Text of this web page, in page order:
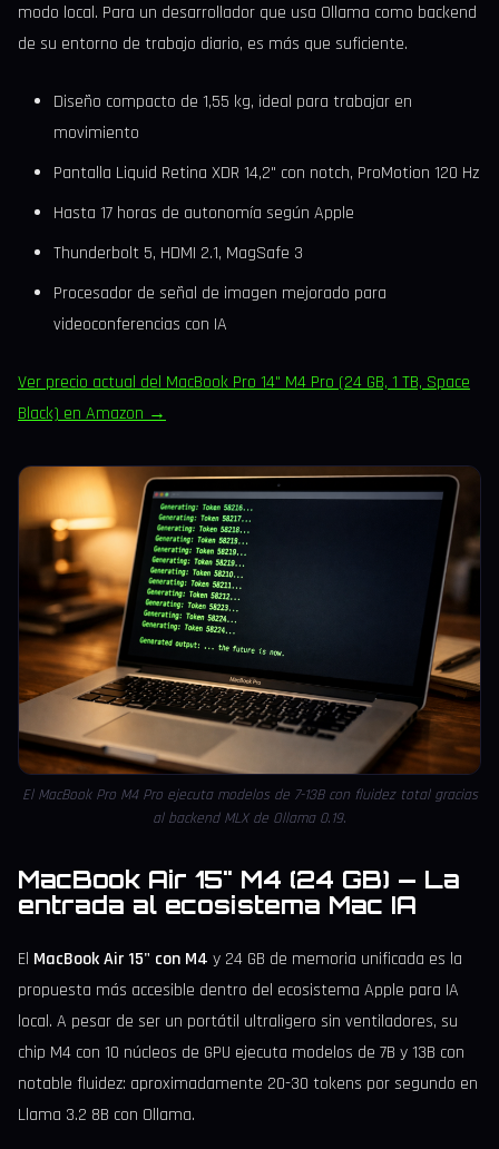
modo local. Para un desarrollador que usa Ollama como backend
de su entorno de trabajo diario, es más que suficiente.
Diseño compacto de 1,55 kg, ideal para trabajar en
movimiento
Pantalla Liquid Retina XDR 14,2" con notch, ProMotion 120 Hz
Hasta 17 horas de autonomía según Apple
Thunderbolt 5, HDMI 2.1, MagSafe 3
Procesador de señal de imagen mejorado para
videoconferencias con IA
Ver precio actual del MacBook Pro 14" M4 Pro (24 GB, 1 TB, Space
Black) en Amazon →
El MacBook Pro M4 Pro ejecuta modelos de 7-13B con fluidez total gracias
al backend MLX de Ollama 0.19.
MacBook Air 15" M4 (24 GB) — La
entrada al ecosistema Mac IA
El MacBook Air 15" con M4 y 24 GB de memoria unificada es la
propuesta más accesible dentro del ecosistema Apple para IA
local. A pesar de ser un portátil ultraligero sin ventiladores, su
chip M4 con 10 núcleos de GPU ejecuta modelos de 7B y 13B con
notable fluidez: aproximadamente 20-30 tokens por segundo en
Llama 3.2 8B con Ollama.